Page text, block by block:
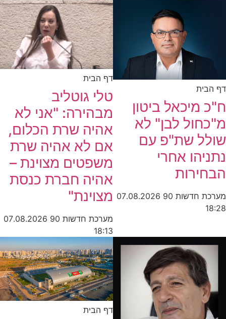
דף הבית
ח"כ מיכאל ביטון
מ"כחול לבן" לא
שולל שת"פ עם
נתניהו אחרי
הבחירות
מערכת חדשות 90
07.08.2026
18:28
דף הבית
טלי גוטליב
מבהירה: "אני לא
אהיה שרת הכלום,
אם לא אהיה שרת
משפטים מצוינת –
אהיה חברת כנסת
מצוינת"
מערכת חדשות 90
07.08.2026
18:13
דף הבית